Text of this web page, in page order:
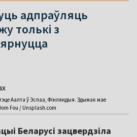
адпраўляць
толькі з
Аалта ў Эспаа, Фінляндыя. Здымак мае
Fou / Unsplash.com
Беларусі зацвердзіла